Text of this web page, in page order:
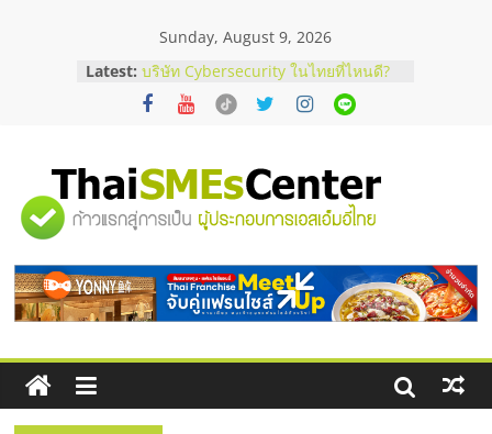
Sunday, August 9, 2026
Latest: บริษัท Cybersecurity ในไทยที่ไหนดี?
วิธีเลือกผู้ให้บริการให้คุ้มค่าและตอบ
โจทย์ธุรกิจ
สัมมนาออนไลน์ โอกาสบริหารสถานี
บริการน้ำมัน Shell
สัมมนาลงทุน แฟรนไชส์ยอนนี่
ไชส์ ครั้งที่ 8
ร้านเครื่องเสียงคุณภาพสูง พร้อม
โซลูชันระบบภาพและเสียง
"ศูนย์
รวม
ข้อมูล
ธุรกิจ